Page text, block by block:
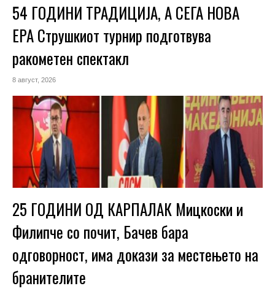
54 ГОДИНИ ТРАДИЦИЈА, А СЕГА НОВА
ЕРА Струшкиот турнир подготвува
ракометен спектакл
8 август, 2026
25 ГОДИНИ ОД КАРПАЛАК Мицкоски и
Филипче со почит, Бачев бара
одговорност, има докази за местењето на
бранителите